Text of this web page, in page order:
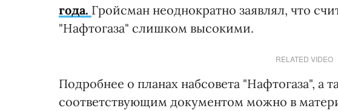
года. Гройсман неоднократно заявлял, что
"Нафтогаза" слишком высокими.
RELATED VIDEO
Подробнее о планах набсовета "Нафтогаза", а
соответствующим документом можно в